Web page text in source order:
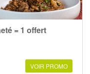
= 1 offert
VOIR PROMO